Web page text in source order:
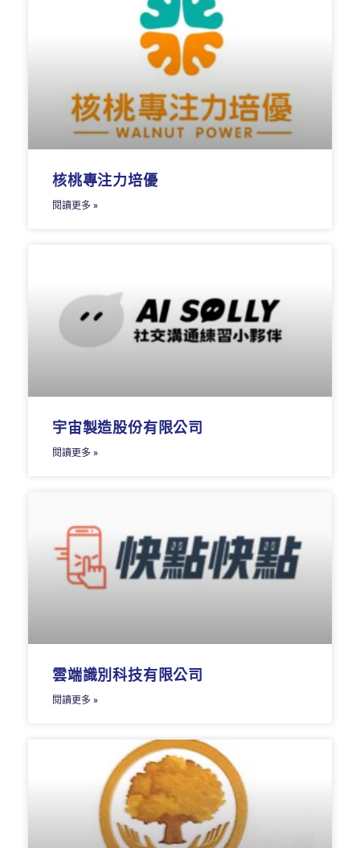
核桃專注力培優
閱讀更多 »
宇宙製造股份有限公司
閱讀更多 »
雲端識別科技有限公司
閱讀更多 »